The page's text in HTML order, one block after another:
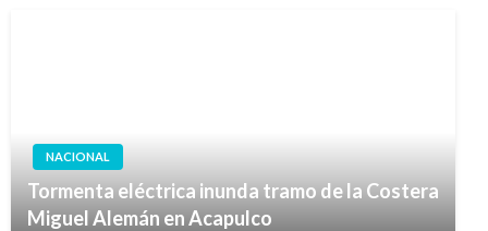
NACIONAL
Tormenta eléctrica inunda tramo de la Costera
Miguel Alemán en Acapulco